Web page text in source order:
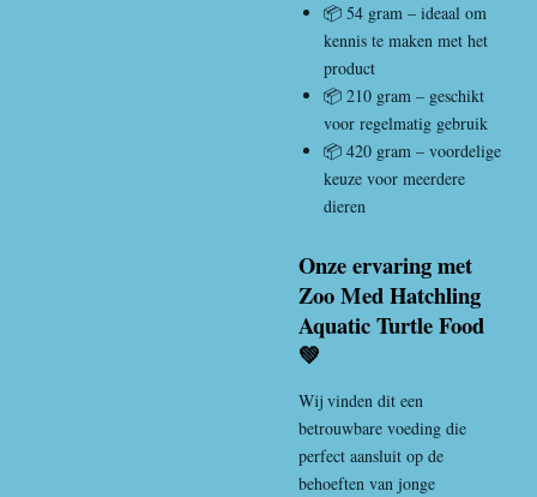
📦 54 gram – ideaal om
kennis te maken met het
product
📦 210 gram – geschikt
voor regelmatig gebruik
📦 420 gram – voordelige
keuze voor meerdere
dieren
Onze ervaring met
Zoo Med Hatchling
Aquatic Turtle Food
💚
Wij vinden dit een
betrouwbare voeding die
perfect aansluit op de
behoeften van jonge